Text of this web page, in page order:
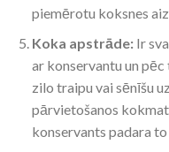
piemērotu koksnes
Koka apstrāde:Ir
ar konservantu un
zilo traipu vai sēnīšu
pārvietošanos
konservants padara